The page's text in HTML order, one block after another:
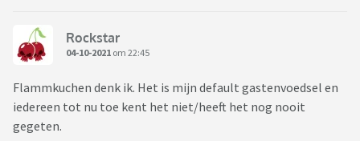
Rockstar
04-10-2021 om 22:45
Flammkuchen denk ik. Het is mijn default gastenvoedsel en
iedereen tot nu toe kent het niet/heeft het nog nooit
gegeten.